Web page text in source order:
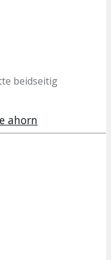
beidseitig
ahorn